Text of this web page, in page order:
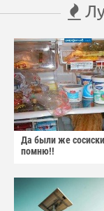
Да были же
помню!!